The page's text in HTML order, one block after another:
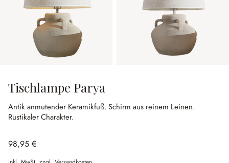
Tischlampe Parya
Antik anmutender Keramikfuß. Schirm aus reinem Leinen.
Rustikaler Charakter.
98,95 €